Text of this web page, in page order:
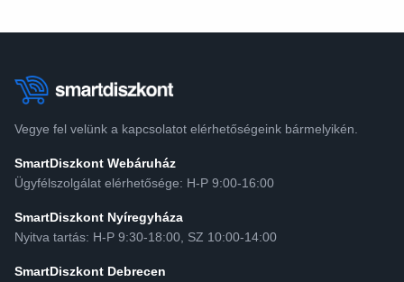
Vegye fel velünk a kapcsolatot elérhetőségeink bármelyikén.
SmartDiszkont Webáruház
Ügyfélszolgálat elérhetősége: H-P 9:00-16:00
SmartDiszkont Nyíregyháza
Nyitva tartás: H-P 9:30-18:00, SZ 10:00-14:00
SmartDiszkont Debrecen